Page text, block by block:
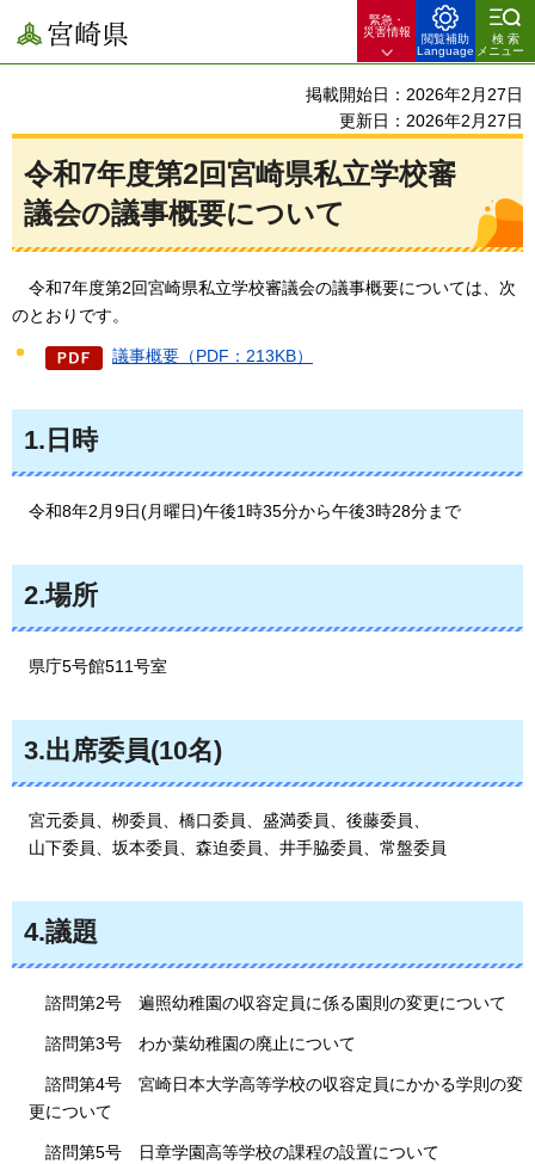
宮崎県
緊急・
災害情報
閲覧補助
Language
検索
メニュー
掲載開始日：2026年2月27日
更新日：2026年2月27日
令和7年度第2回宮崎県私立学校審
議会の議事概要について
令和7年度第2回宮崎県私立学校審議会の議事概要については、次
のとおりです。
議事概要（PDF：213KB）
1.日時
令和8年2月9日(月曜日)午後1時35分から午後3時28分まで
2.場所
県庁5号館511号室
3.出席委員(10名)
宮元委員、栁委員、橋口委員、盛満委員、後藤委員、
山下委員、坂本委員、森迫委員、井手脇委員、常盤委員
4.議題
諮問第2号 遍照幼稚園の収容定員に係る園則の変更について
諮問第3号 わか葉幼稚園の廃止について
諮問第4号
宮崎日本大学高等学校の収容定員にかかる学則の変
更について
諮問第5号 日章学園高等学校の課程の設置について